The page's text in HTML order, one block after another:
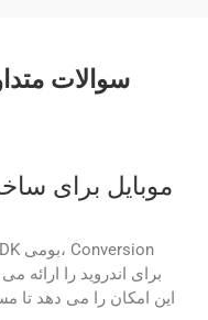
سوالات
این امکان را می دهد تا